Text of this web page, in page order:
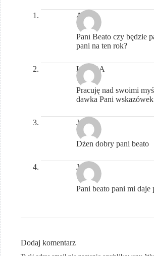
Alicja
Pani Beato czy będzie
pani na ten rok?
LAURA
Pracuję nad swoimi
dawka Pani
Julia
Dżen dobry pani beato
Julia
Pani beato pani mi
Dodaj komentarz